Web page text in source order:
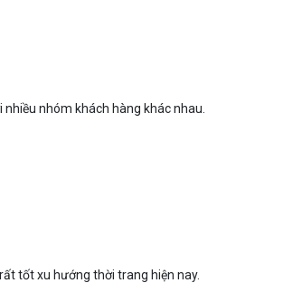
nhóm khách hàng khác nhau.
tốt xu hướng thời trang hiện nay.